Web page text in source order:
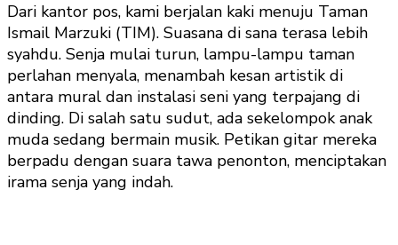
Dari kantor pos, kami berjalan kaki menuju Taman
Ismail Marzuki (TIM). Suasana di sana terasa lebih
syahdu. Senja mulai turun, lampu-lampu taman
perlahan menyala, menambah kesan artistik di
antara mural dan instalasi seni yang terpajang di
dinding. Di salah satu sudut, ada sekelompok anak
muda sedang bermain musik. Petikan gitar mereka
berpadu dengan suara tawa penonton, menciptakan
irama senja yang indah.